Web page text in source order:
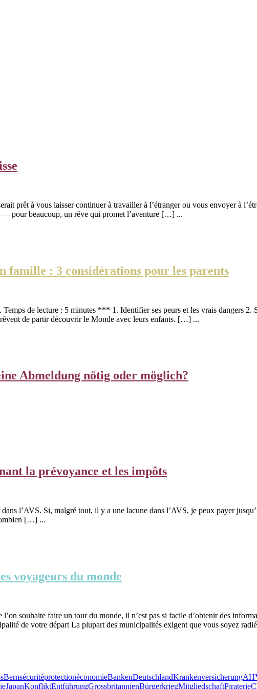
prêt à vous laisser continuer à travailler à l’étranger ou vous envoyer à
— pour beaucoup, un rêve qui promet l’aventure […] ...
famille : 3 considérations pour les parents
de lecture : 5 minutes *** 1. Identifier ses peurs et les vrais dangers 2.
de partir découvrir le Monde avec leurs enfants. […] ...
Abmeldung nötig oder möglich?
la prévoyance et les impôts
l’AVS. Si, malgré tout, il y a une lacune dans l’AVS, je peux payer
[…] ...
voyageurs du monde
souhaite faire un tour du monde, il n’est pas si facile d’obtenir des
de votre départ La plupart des municipalités exigent que vous soyez
BernsécuritéprotectionéconomieBankenDeutschlandKrankenversicherung
JapanKonfliktEntführungGrossbritannienBürgerkriegMitgliedschaftPiraterie